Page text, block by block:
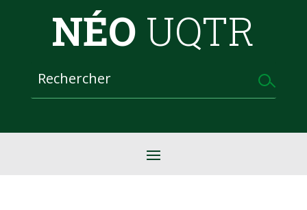
NÉO UQTR